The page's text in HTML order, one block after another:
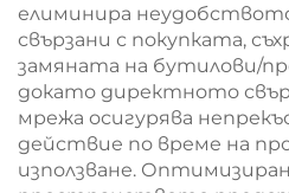
елиминира
свързани с покупката,
замяната на бутилови/
докато директното
мрежа осигурява
действие по време на
използване.